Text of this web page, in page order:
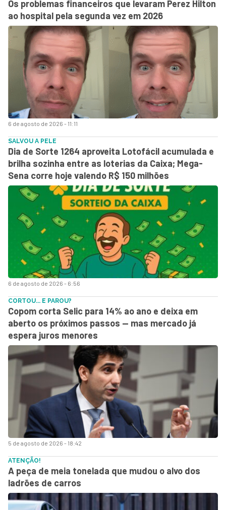
6 de agosto de 2026 - 11:11
Os problemas financeiros que levaram Perez Hilton
ao hospital pela segunda vez em 2026
6 de agosto de 2026 - 6:56
SALVOU A PELE
Dia de Sorte 1264 aproveita Lotofácil acumulada e
brilha sozinha entre as loterias da Caixa; Mega-
Sena corre hoje valendo R$ 150 milhões
5 de agosto de 2026 - 18:42
CORTOU... E PAROU?
Copom corta Selic para 14% ao ano e deixa em
aberto os próximos passos — mas mercado já
espera juros menores
ATENÇÃO!
A peça de meia tonelada que mudou o alvo dos
ladrões de carros